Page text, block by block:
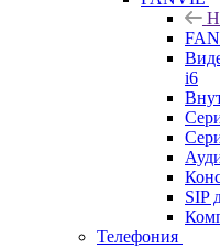
i6
SIP
Телефония